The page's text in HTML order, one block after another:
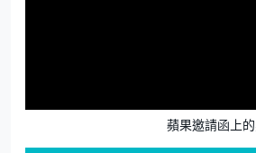
蘋果邀請函上